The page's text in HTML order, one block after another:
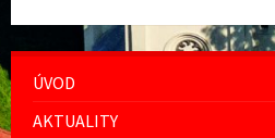
ÚVOD
AKTUALITY